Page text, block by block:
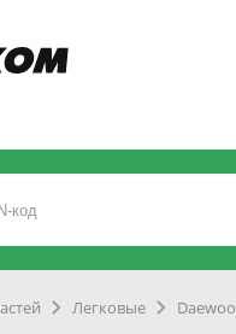
Легковые Daewoo